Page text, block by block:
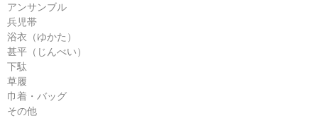
アンサンブル
兵児帯
浴衣（ゆかた）
甚平（じんべい）
下駄
草履
巾着・バッグ
その他